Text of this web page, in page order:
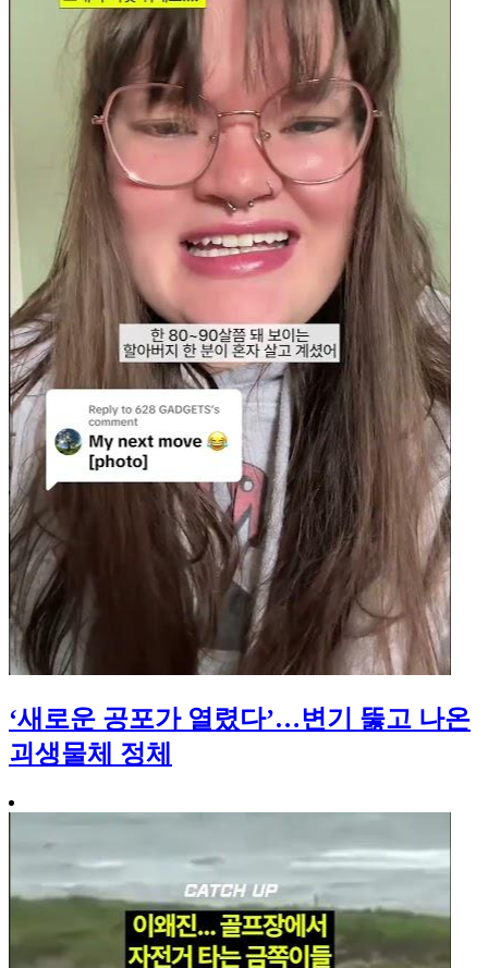
‘새로운 공포가 열렸다’…변기 뚫고 나온
괴생물체 정체